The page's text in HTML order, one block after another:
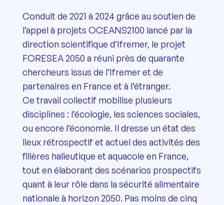
Conduit de 2021 à 2024 grâce au soutien de
l’appel à projets OCEANS2100 lancé par la
direction scientifique d’Ifremer, le projet
FORESEA 2050 a réuni près de quarante
chercheurs issus de l’Ifremer et de
partenaires en France et à l’étranger.
Ce travail collectif mobilise plusieurs
disciplines : l’écologie, les sciences sociales,
ou encore l’économie. Il dresse un état des
lieux rétrospectif et actuel des activités des
filières halieutique et aquacole en France,
tout en élaborant des scénarios prospectifs
quant à leur rôle dans la sécurité alimentaire
nationale à horizon 2050. Pas moins de cinq